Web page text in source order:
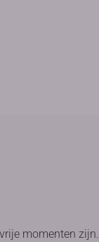
momenten zijn.